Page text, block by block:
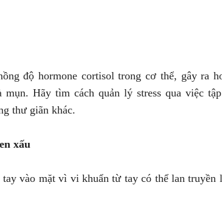
độ hormone cortisol trong cơ thể, gây ra
mụn. Hãy tìm cách quản lý stress qua việc
thư giãn khác.
xấu
tay vào mặt vì vi khuẩn từ tay có thể lan truyền